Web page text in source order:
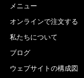
メニュー
オンラインで注文する
私たちについて
ブログ
ウェブサイトの構成図